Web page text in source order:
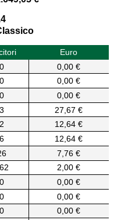
Euro
0
0,00 €
0
0,00 €
0
0,00 €
3
27,67 €
2
12,64 €
6
12,64 €
7,76 €
2,00 €
0
0,00 €
0
0,00 €
0
0,00 €